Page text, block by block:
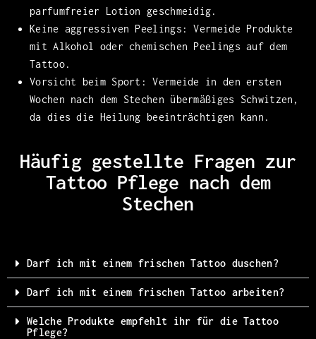
parfumfreier Lotion geschmeidig.
Keine aggressiven Peelings: Vermeide Produkte
mit Alkohol oder chemischen Peelings auf dem
Tattoo.
Vorsicht beim Sport: Vermeide in den ersten
Wochen nach dem Stechen übermäßiges Schwitzen,
da dies die Heilung beeinträchtigen kann.
Häufig gestellte Fragen zur
Tattoo Pflege nach dem
Stechen
Darf ich mit einem frischen Tattoo duschen?
Darf ich mit einem frischen Tattoo arbeiten?
Welche Produkte empfehlt ihr für die Tattoo
Pflege?